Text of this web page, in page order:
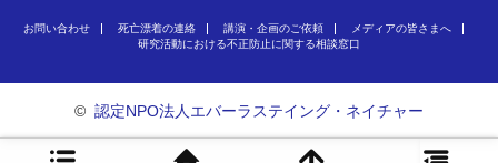
お問い合わせ 死亡漂着の連絡 講演・企画のご依頼
メディアの皆さまへ
研究活動における不正防止に関する相談窓口
© 認定NPO法人エバーラステイング・ネイチャー